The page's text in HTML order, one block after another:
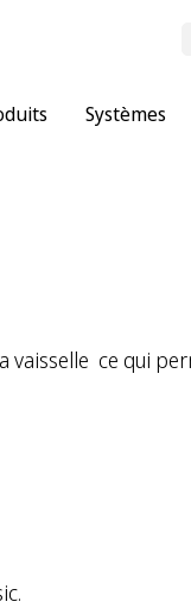
Systèmes
vaisselle ce qui